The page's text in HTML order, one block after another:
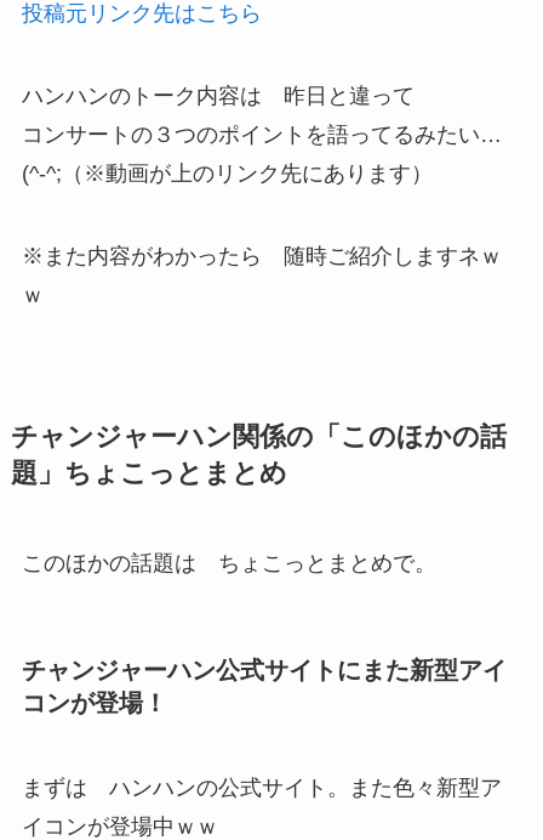
投稿元リンク先はこちら
ハンハンのトーク内容は 昨日と違って
コンサートの３つのポイントを語ってるみたい…
(^-^;（※動画が上のリンク先にあります）
※また内容がわかったら 随時ご紹介しますネｗ
ｗ
チャンジャーハン関係の「このほかの話
題」ちょこっとまとめ
このほかの話題は ちょこっとまとめで。
チャンジャーハン公式サイトにまた新型アイ
コンが登場！
まずは ハンハンの公式サイト。また色々新型ア
イコンが登場中ｗｗ